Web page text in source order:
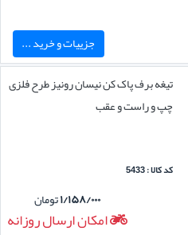
جزییات و خرید ...
تیغه برف پاک کن نیسان رونیز طرح فلزی
چپ و راست و عقب
کد کالا : 5433
۱/۱۵۸/۰۰۰تومان
امکان ارسال روزانه